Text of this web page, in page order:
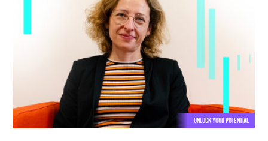
mózg
kontroluje
UNLOCK YOUR POTENTIAL